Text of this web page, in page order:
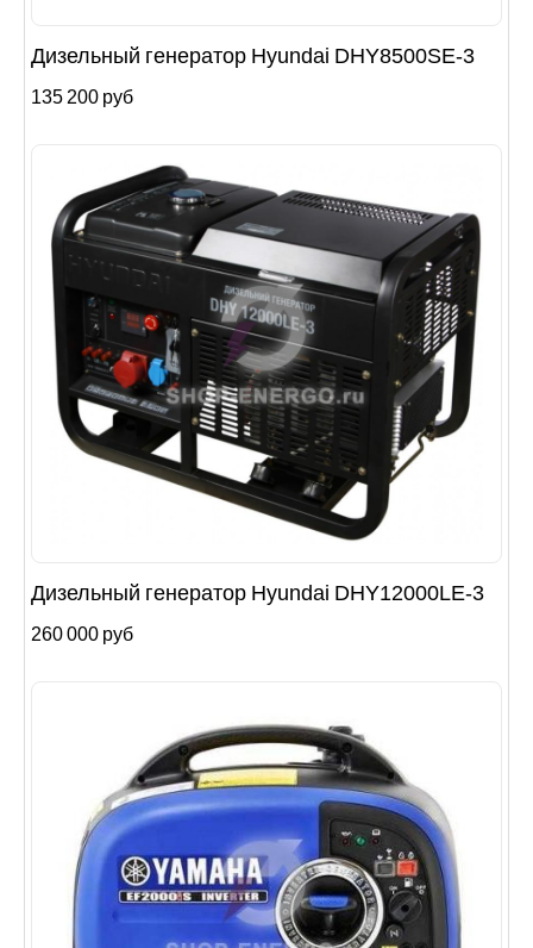
Дизельный генератор Hyundai DHY8500SE-3
135 200 руб
Дизельный генератор Hyundai DHY12000LE-3
260 000 руб